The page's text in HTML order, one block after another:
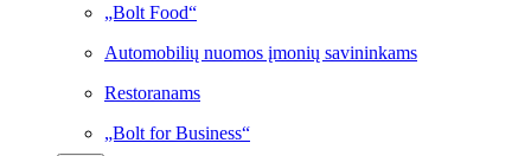
„Bolt Food“
Automobilių nuomos įmonių savininkams
Restoranams
„Bolt for Business“